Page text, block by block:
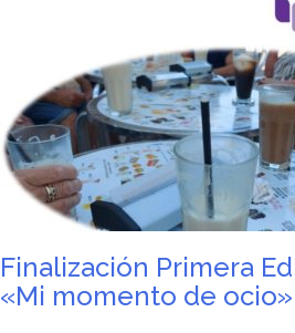
DEL
RASPEIG"
Finalización Primera
«Mi momento de